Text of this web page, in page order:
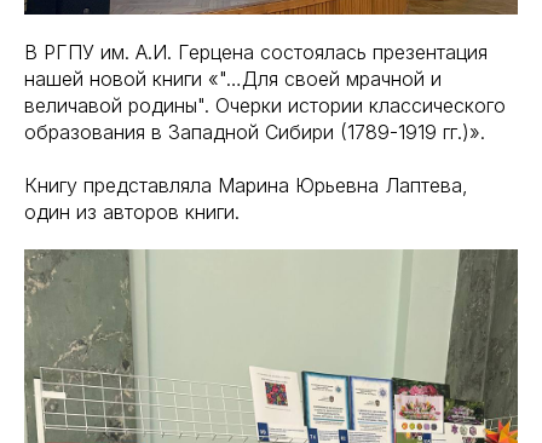
В РГПУ им. А.И. Герцена состоялась презентация
нашей новой книги «"…Для своей мрачной и
величавой родины". Очерки истории классического
образования в Западной Сибири (1789-1919 гг.)».
Книгу представляла Марина Юрьевна Лаптева,
один из авторов книги.